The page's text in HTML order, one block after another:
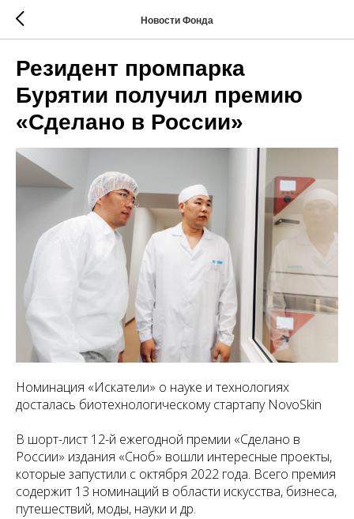
Новости Фонда
Резидент промпарка
Бурятии получил премию
«Сделано в России»
Номинация «Искатели» о науке и технологиях
досталась биотехнологическому стартапу NovoSkin
В шорт-лист 12-й ежегодной премии «Сделано в
России» издания «Сноб» вошли интересные проекты,
которые запустили с октября 2022 года. Всего премия
содержит 13 номинаций в области искусства, бизнеса,
путешествий, моды, науки и др.